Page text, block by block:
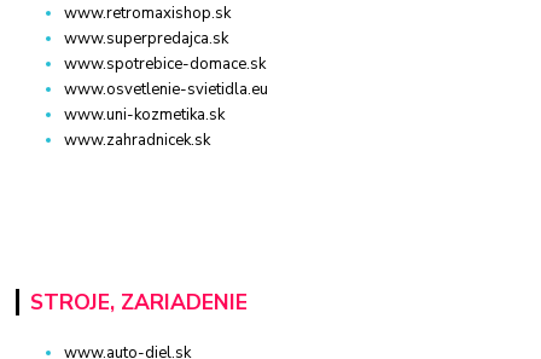
www.retromaxishop.sk
www.superpredajca.sk
www.spotrebice-domace.sk
www.osvetlenie-svietidla.eu
www.uni-kozmetika.sk
www.zahradnicek.sk
STROJE, ZARIADENIE
www.auto-diel.sk